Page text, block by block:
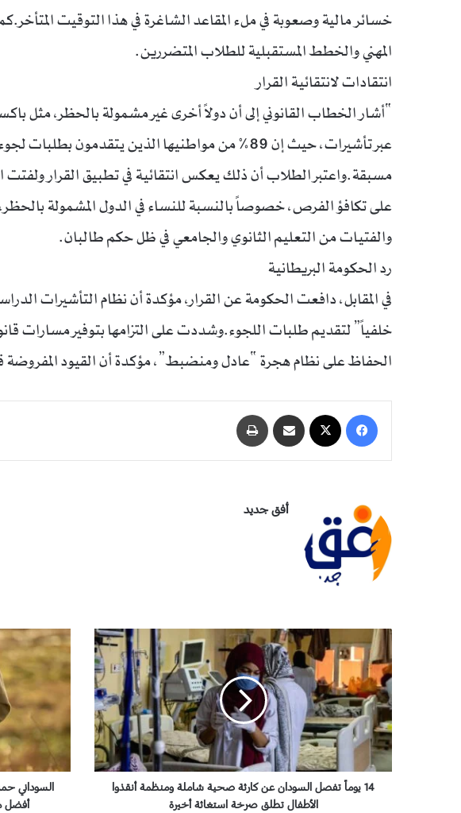
خسائر مالية وصعوبة في ملء المقاعد الشاغرة في هذا التوقيت
المهني والخطط المستقبلية للطلاب المتضررين.
انتقادات لانتقائية القرار
“أشار الخطاب القانوني إلى أن دولاً أخرى غير مشمولة بالحظر، مثل
عبر تأشيرات، حيث إن 89% من مواطنيها الذين يتقدمون
مسبقة.واعتبر الطلاب أن ذلك يعكس انتقائية في تطبيق القرار ولفتت
على تكافؤ الفرص، خصوصاً بالنسبة للنساء في الدول المشمولة
والفتيات من التعليم الثانوي والجامعي في ظل حكم طالبان.
رد الحكومة البريطانية
في المقابل، دافعت الحكومة عن القرار، مؤكدة أن نظام التأشيرات
خلفياً” لتقديم طلبات اللجوء.وشددت على التزامها بتوفير مسارات
الحفاظ على نظام هجرة “عادل ومنضبط”، مؤكدة أن القيود المفروضة
أفق جديد
1
ي
و
م
اً
ت
ف
ص
14 يوماً تفصل السودان عن كارثة صحية شاملة ومنظمة أنقذوا
الأطفال تطلق صرخة استغاثة أخيرة
ا
ل
و
ا
ن
ح
السوداني
أفضل